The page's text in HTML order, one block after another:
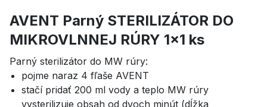
AVENT Parný STERILIZÁTOR DO
MIKROVLNNEJ RÚRY 1x1 ks
Parný sterilizátor do MW rúry:
pojme naraz 4 fľaše AVENT
stačí pridať 200 ml vody a teplo MW rúry
vysterilizuje obsah od dvoch minút (dĺžka